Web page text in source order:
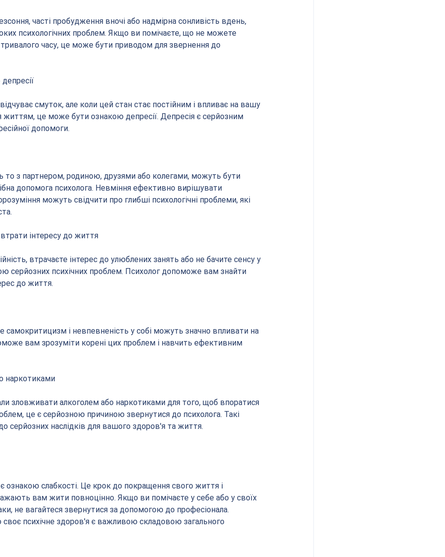
часті пробудження вночі або надмірна сонливість вдень,
психологічних проблем. Якщо ви помічаєте, що не можете
часу, це може бути приводом для звернення до
смуток, але коли цей стан стає постійним і впливає на вашу
життям, це може бути ознакою депресії. Депресія є серйозним
допомоги.
то з партнером, родиною, друзями або колегами, можуть бути
допомога психолога. Невміння ефективно вирішувати
можуть свідчити про глибші психологічні проблеми, які
втрати інтересу до життя
втрачаєте інтерес до улюблених занять або не бачите сенсу у
серйозних психічних проблем. Психолог допоможе вам знайти
до життя.
самокритицизм і невпевненість у собі можуть значно впливати на
вам зрозуміти корені цих проблем і навчить ефективним
наркотиками
зловживати алкоголем або наркотиками для того, щоб впоратися
це є серйозною причиною звернутися до психолога. Такі
серйозних наслідків для вашого здоров'я та життя.
ознакою слабкості. Це крок до покращення свого життя і
вам жити повноцінно. Якщо ви помічаєте у себе або у своїх
не вагайтеся звернутися за допомогою до професіонала.
психічне здоров'я є важливою складовою загального